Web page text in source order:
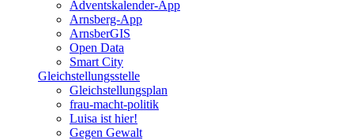
Adventskalender-App
Arnsberg-App
ArnsberGIS
Open Data
Smart City
Gleichstellungsstelle
Gleichstellungsplan
frau-macht-politik
Luisa ist hier!
Gegen Gewalt